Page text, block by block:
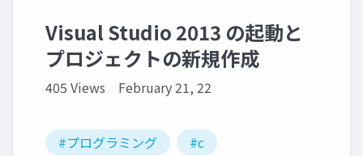
Visual Studio 2013 の起動と
プロジェクトの新規作成
405 Views February 21, 22
#プログラミング
#c